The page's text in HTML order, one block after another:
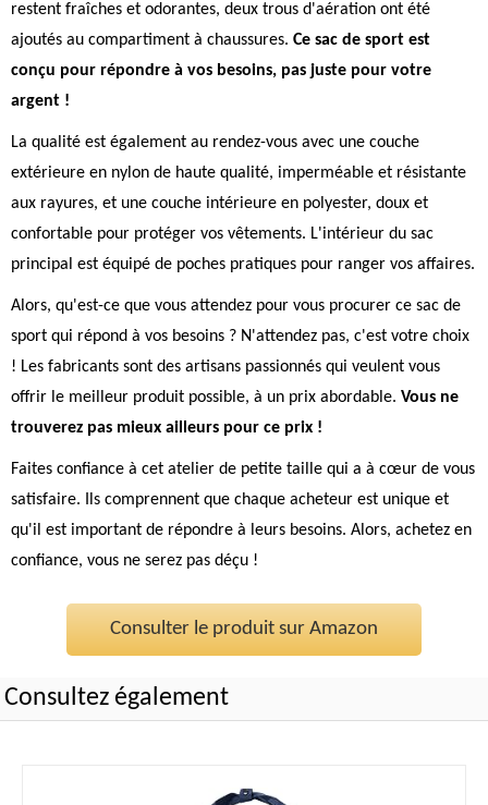
restent fraîches et odorantes, deux trous d'aération ont été
ajoutés au compartiment à chaussures. Ce sac de sport est
conçu pour répondre à vos besoins, pas juste pour votre
argent !
La qualité est également au rendez-vous avec une couche
extérieure en nylon de haute qualité, imperméable et résistante
aux rayures, et une couche intérieure en polyester, doux et
confortable pour protéger vos vêtements. L'intérieur du sac
principal est équipé de poches pratiques pour ranger vos affaires.
Alors, qu'est-ce que vous attendez pour vous procurer ce sac de
sport qui répond à vos besoins ? N'attendez pas, c'est votre choix
! Les fabricants sont des artisans passionnés qui veulent vous
offrir le meilleur produit possible, à un prix abordable. Vous ne
trouverez pas mieux ailleurs pour ce prix !
Faites confiance à cet atelier de petite taille qui a à cœur de vous
satisfaire. Ils comprennent que chaque acheteur est unique et
qu'il est important de répondre à leurs besoins. Alors, achetez en
confiance, vous ne serez pas déçu !
Consulter le produit sur Amazon
Consultez également